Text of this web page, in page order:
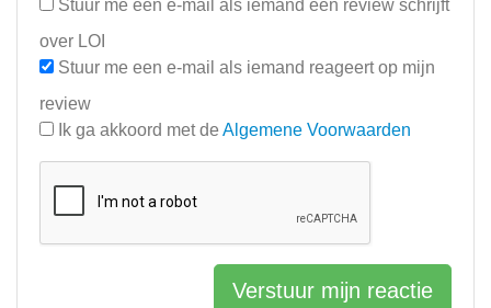
Stuur me een e-mail als iemand een review schrijft
over LOI
Stuur me een e-mail als iemand reageert op mijn
review
Ik ga akkoord met de Algemene Voorwaarden
Verstuur mijn reactie